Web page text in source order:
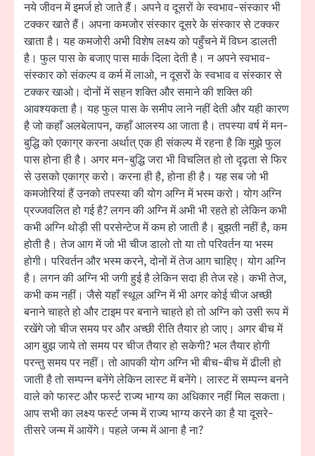
नये जीवन में इमर्ज हो जाते हैं। अपने व दूसरों के स्वभाव-संस्कार भी
टक्कर खाते हैं। अपना कमजोर संस्कार दूसरे के संस्कार से टक्कर
खाता है। यह कमजोरी अभी विशेष लक्ष्य को पहुँचने में विघ्न डालती
है। फुल पास के बजाए पास मार्क दिला देती है। न अपने स्वभाव-
संस्कार को संकल्प व कर्म में लाओ, न दूसरों के स्वभाव व संस्कार से
टक्कर खाओ। दोनों में सहन शक्ति और समाने की शक्ति की
आवश्यकता है। यह फुल पास के समीप लाने नहीं देती और यही कारण
है जो कहाँ अलबेलापन, कहाँ आलस्य आ जाता है। तपस्या वर्ष में मन-
बुद्धि को एकाग्र करना अर्थात् एक ही संकल्प में रहना है कि मुझे फुल
पास होना ही है। अगर मन-बुद्धि जरा भी विचलित हो तो दृढ़ता से फिर
से उसको एकाग्र करो। करना ही है, होना ही है। यह सब जो भी
कमजोरियां हैं उनको तपस्या की योग अग्नि में भस्म करो। योग अग्नि
प्रज्जवलित हो गई है? लगन की अग्नि में अभी भी रहते हो लेकिन कभी
कभी अग्नि थोड़ी सी परसेन्टेज में कम हो जाती है। बुझती नहीं है, कम
होती है। तेज आग में जो भी चीज डालो तो या तो परिवर्तन या भस्म
होगी। परिवर्तन और भस्म करने, दोनों में तेज आग चाहिए। योग अग्नि
है। लगन की अग्नि भी जगी हुई है लेकिन सदा ही तेज रहे। कभी तेज,
कभी कम नहीं। जैसे यहाँ स्थूल अग्नि में भी अगर कोई चीज अच्छी
बनाने चाहते हो और टाइम पर बनाने चाहते हो तो अग्नि को उसी रूप में
रखेंगे जो चीज समय पर और अच्छी रीति तैयार हो जाए। अगर बीच में
आग बुझ जाये तो समय पर चीज तैयार हो सकेगी? भल तैयार होगी
परन्तु समय पर नहीं। तो आपकी योग अग्नि भी बीच-बीच में ढीली हो
जाती है तो सम्पन्न बनेंगे लेकिन लास्ट में बनेंगे। लास्ट में सम्पन्न बनने
वाले को फास्ट और फर्स्ट राज्य भाग्य का अधिकार नहीं मिल सकता।
आप सभी का लक्ष्य फर्स्ट जन्म में राज्य भाग्य करने का है या दूसरे-
तीसरे जन्म में आयेंगे। पहले जन्म में आना है ना?